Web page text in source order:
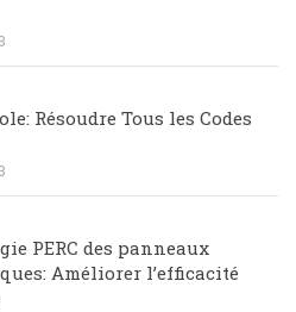
Résoudre Tous les Codes
PERC des panneaux
Améliorer l’efficacité